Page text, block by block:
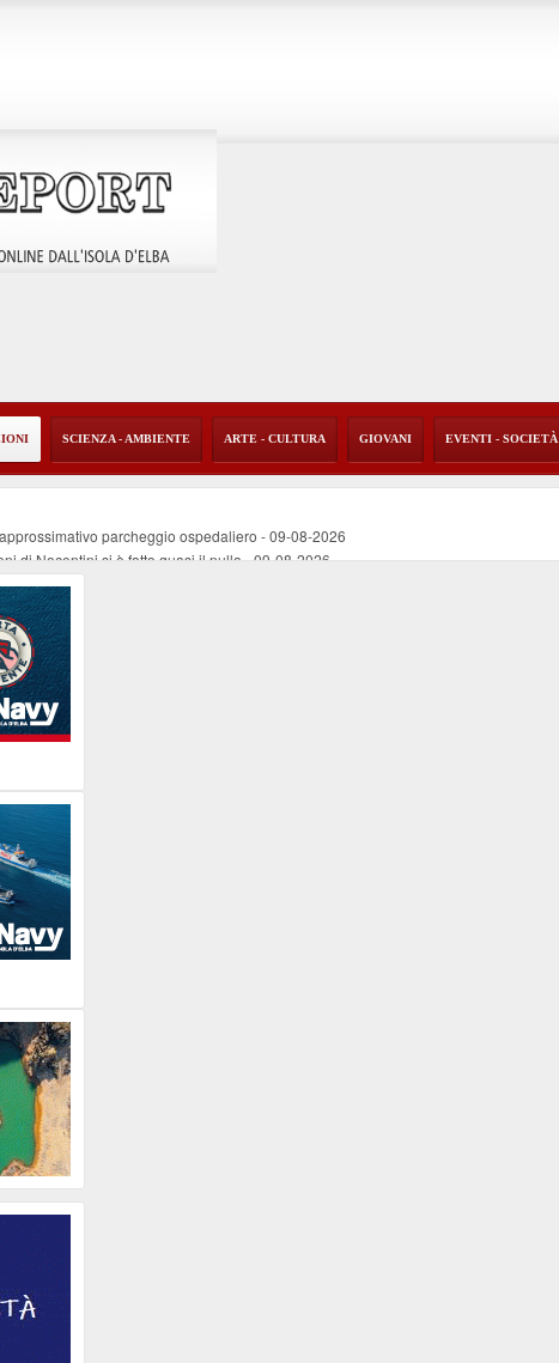
SCIENZA - AMBIENTE ARTE - CULTURA GIOVANI EVENTI - SOCIETÀ
parcheggio ospedaliero -09-08-2026
di Nocentini si è fatto quasi il nulla-09-08-2026
Necessarie”
Quiz Musicale
strada